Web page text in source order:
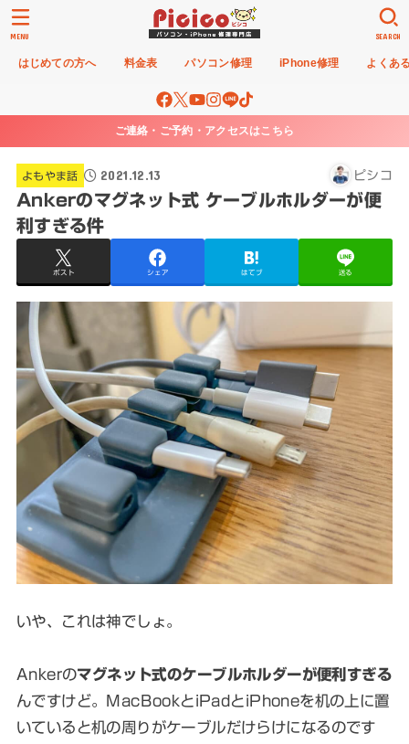
はじめての方へ 料金表 パソコン修理 iPhone修理 よくあ
SEARCH
MENU
ご連絡・ご予約・アクセスはこちら
よもやま話 2021.12.13 ピシコ
Ankerのマグネット式 ケーブルホルダーが便
利すぎる件
ポスト シェア はてブ 送る
いや、これは神でしょ。
Ankerのマグネット式のケーブルホルダーが便利すぎる
んですけど。MacBookとiPadとiPhoneを机の上に置
いていると机の周りがケーブルだけらけになるのです